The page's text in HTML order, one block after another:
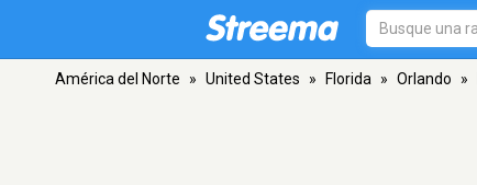
América del Norte » United States » Florida » Orlando »